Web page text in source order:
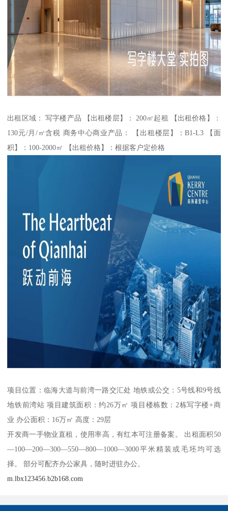
出租区域： 写字楼产品 【出租楼层】： 200㎡起租 【出租价格】：
130元/月/㎡含税 商务中心商业产品： 【出租楼层】：B1-L3 【面
积】：100-2000㎡ 【出租价格】：根据客户定价格
项目位置：临海大道与前湾一路交汇处 地铁或公交：5号线和9号线
地铁前湾站 项目建筑面积：约26万㎡ 项目楼栋数：2栋写字楼+商
业 办公面积：16万㎡ 高度：29层
开发商一手物业直租，使用率高，有红本可注册备案。 出租面积50
—100—200—300—550—800—1000—3000平米精装或毛坯均可选
择。 部分可配齐办公家具，随时进驻办公。
m.lbx123456.b2b168.com